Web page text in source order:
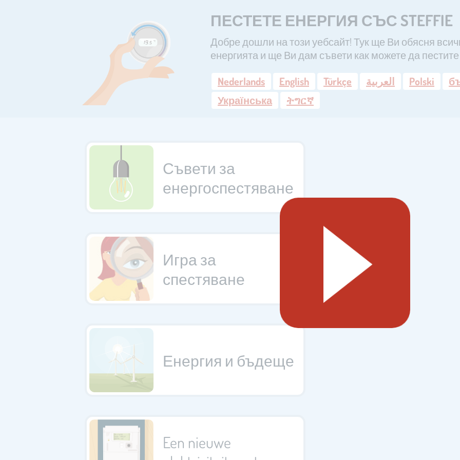
ПЕСТЕТЕ ЕНЕРГИЯ СЪС STEFFIE
Добре дошли на този уебсайт! Тук ще Ви обясня
енергията и ще Ви дам съвети как можете да пестите
Nederlands
English Türkçe العربية Polski
Українська
ትግርኛ
Съвети за
енергоспестяване
Игра за
спестяване
Енергия и бъдеще
Een nieuwe